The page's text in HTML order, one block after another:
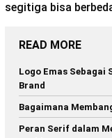
segitiga bisa
READ MORE
Logo Emas Sebagai
Brand
Bagaimana
Peran Serif dalam